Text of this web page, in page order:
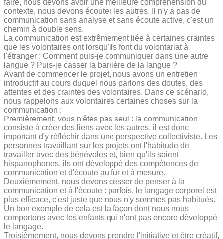
faire, nous devons avoir une meilleure compréhension du
contexte, nous devons écouter les autres. Il n'y a pas de
communication sans analyse et sans écoute active, c'est un
chemin à double sens.
La communication est extrêmement liée à certaines craintes
que les volontaires ont lorsqu'ils font du volontariat à
l'étranger : Comment puis-je communiquer dans une autre
langue ? Puis-je casser la barrière de la langue ?
Avant de commencer le projet, nous avons un entretien
introductif au cours duquel nous parlons des doutes, des
attentes et des craintes des volontaires. Dans ce scénario,
nous rappelons aux volontaires certaines choses sur la
communication :
Premièrement, vous n'êtes pas seul : la communication
consiste à créer des liens avec les autres, il est donc
important d'y réfléchir dans une perspective collectiviste. Les
personnes travaillant sur les projets ont l'habitude de
travailler avec des bénévoles et, bien qu'ils soient
hispanophones, ils ont développé des compétences de
communication et d'écoute au fur et à mesure.
Deuxièmement, nous devons cesser de penser à la
communication et à l'écoute : parfois, le langage corporel est
plus efficace, c'est juste que nous n'y sommes pas habitués.
Un bon exemple de cela est la façon dont nous nous
comportons avec les enfants qui n'ont pas encore développé
le langage.
Troisièmement, nous devons prendre l'initiative et être créatif,